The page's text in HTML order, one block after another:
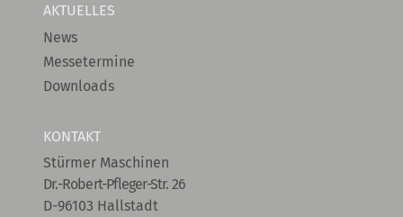
AKTUELLES
News
Messetermine
Downloads
KONTAKT
Stürmer Maschinen
Dr.-Robert-Pfleger-Str. 26
D-96103 Hallstadt